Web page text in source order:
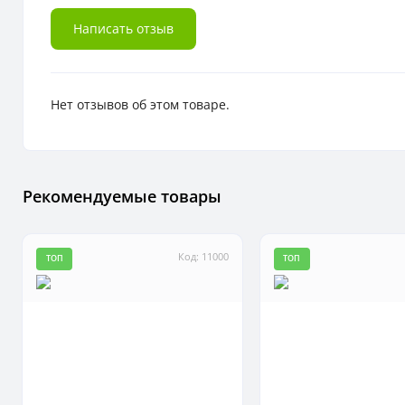
Написать отзыв
Нет отзывов об этом товаре.
Рекомендуемые товары
Код: 11000
ТОП ТОП